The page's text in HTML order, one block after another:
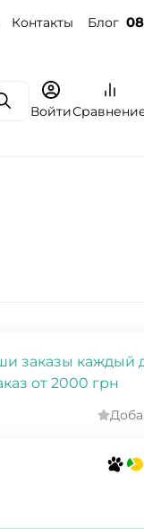
Контакты Блог
ПоискВойти
заказы каждый
от 2000 грн